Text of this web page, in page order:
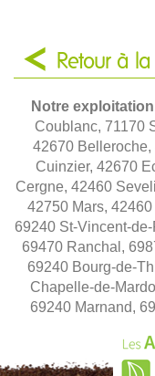
Retour à
Notre
Coublanc, 71170
42670
Cuinzier, 42670
Cergne, 42460
42750 Mars,
69240 St-Vincent-
69470 Ranchal,
69240 Bourg-de-
Chapelle-de-
69240 Marnand,